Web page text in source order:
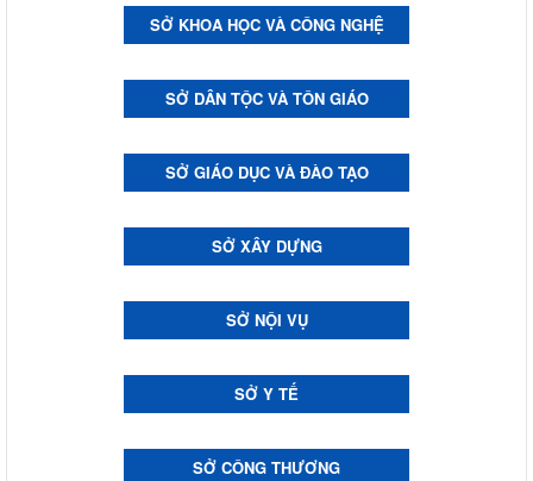
SỞ KHOA HỌC VÀ CÔNG NGHỆ
SỞ DÂN TỘC VÀ TÔN GIÁO
SỞ GIÁO DỤC VÀ ĐÀO TẠO
SỞ XÂY DỰNG
SỞ NỘI VỤ
SỞ Y TẾ
SỞ CÔNG THƯƠNG